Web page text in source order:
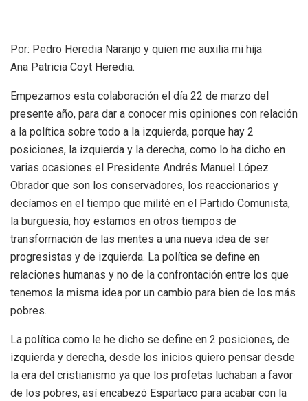
Por: Pedro Heredia Naranjo y quien me auxilia mi hija
Ana Patricia Coyt Heredia.
Empezamos esta colaboración el día 22 de marzo del
presente año, para dar a conocer mis opiniones con relación
a la política sobre todo a la izquierda, porque hay 2
posiciones, la izquierda y la derecha, como lo ha dicho en
varias ocasiones el Presidente Andrés Manuel López
Obrador que son los conservadores, los reaccionarios y
decíamos en el tiempo que milité en el Partido Comunista,
la burguesía, hoy estamos en otros tiempos de
transformación de las mentes a una nueva idea de ser
progresistas y de izquierda. La política se define en
relaciones humanas y no de la confrontación entre los que
tenemos la misma idea por un cambio para bien de los más
pobres.
La política como le he dicho se define en 2 posiciones, de
izquierda y derecha, desde los inicios quiero pensar desde
la era del cristianismo ya que los profetas luchaban a favor
de los pobres, así encabezó Espartaco para acabar con la